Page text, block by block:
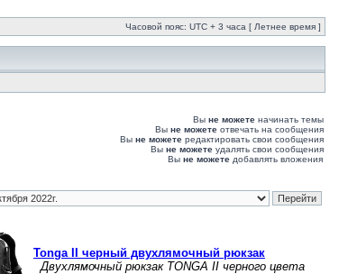
Часовой пояс: UTC + 3 часа [ Летнее время ]
Вы не можете начинать темы
Вы не можете отвечать на сообщения
Вы не можете редактировать свои сообщения
Вы не можете удалять свои сообщения
Вы не можете добавлять вложения